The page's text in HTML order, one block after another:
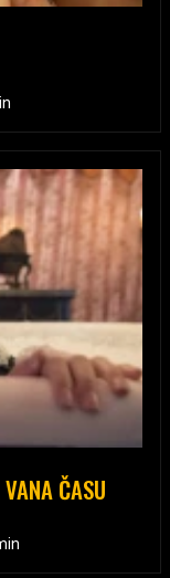
ČASU